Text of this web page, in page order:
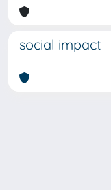
social impact